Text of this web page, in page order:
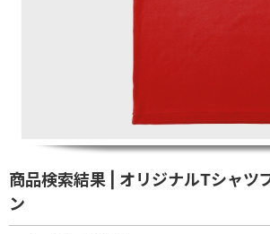
商品検索結果 | オリジナルTシャツ
ン